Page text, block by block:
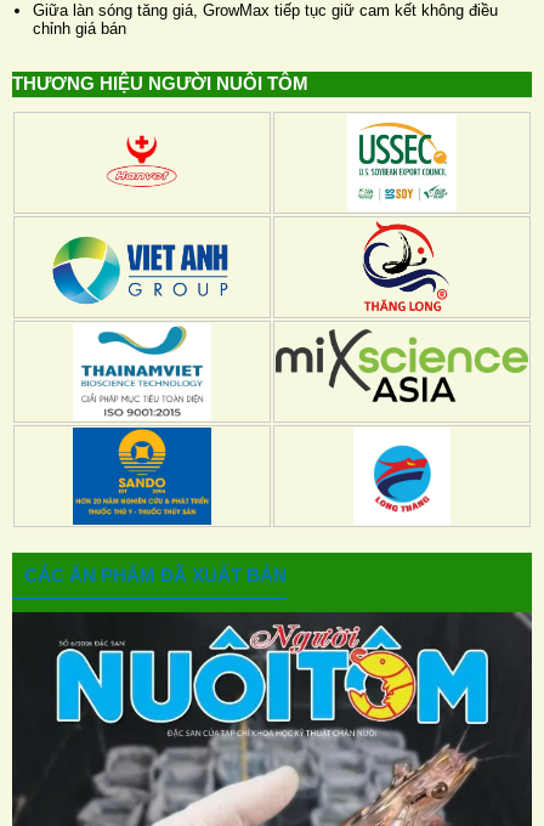
Giữa làn sóng tăng giá, GrowMax tiếp tục giữ cam kết không điều
chỉnh giá bán
THƯƠNG HIỆU NGƯỜI NUÔI TÔM
CÁC ẤN PHẨM ĐÃ XUẤT BẢN